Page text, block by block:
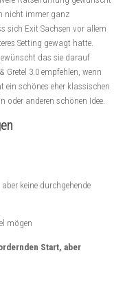
nicht immer ganz
sich Exit Sachsen vor allem
Setting gewagt hatte.
das sie darauf
3.0 empfehlen, wenn
schönes eher klassischen
oder anderen schönen Idee.
keine durchgehende
mögen
Start, aber